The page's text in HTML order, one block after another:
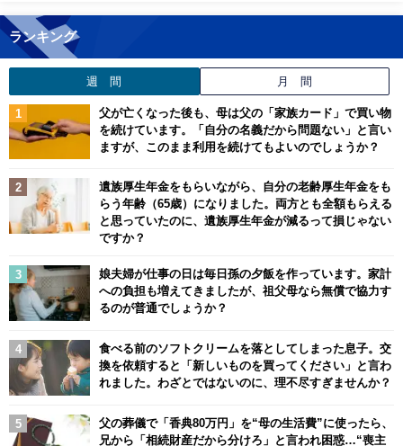
ランキング
週 間 月 間
父が亡くなった後も、母は父の「家族カード」で買い物
を続けています。「自分の名義だから問題ない」と言い
ますが、このまま利用を続けてもよいのでしょうか？
遺族厚生年金をもらいながら、自分の老齢厚生年金をも
らう年齢（65歳）になりました。両方とも全額もらえる
と思っていたのに、遺族厚生年金が減るって損じゃない
ですか？
娘夫婦が仕事の日は毎日孫の夕飯を作っています。家計
への負担も増えてきましたが、祖父母なら無償で協力す
るのが普通でしょうか？
食べる前のソフトクリームを落としてしまった息子。交
換を依頼すると「新しいものを買ってください」と言わ
れました。わざとではないのに、理不尽すぎませんか？
父の葬儀で「香典80万円」を“母の生活費”に使ったら、
兄から「相続財産だから分けろ」と言われ困惑…“喪主